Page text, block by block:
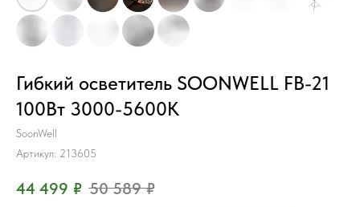
Гибкий осветитель SOONWELL FB-21
100Вт 3000-5600K
SoonWell
Артикул: 213605
44 499 ₽ 50 589 ₽